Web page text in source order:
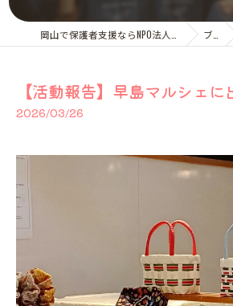
ブログ
【活動報告】早島マルシェ
2026/03/26